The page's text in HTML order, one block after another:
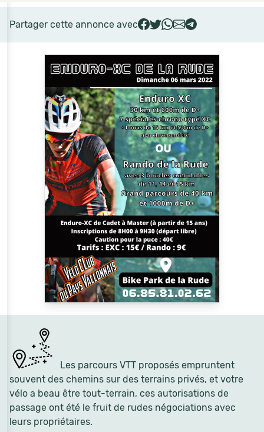
Les parcours VTT proposés empruntent
souvent des chemins sur des terrains privés, et votre
vélo a beau être tout-terrain, ces autorisations de
passage ont été le fruit de rudes négociations avec
leurs propriétaires.
Partager cette annonce avec